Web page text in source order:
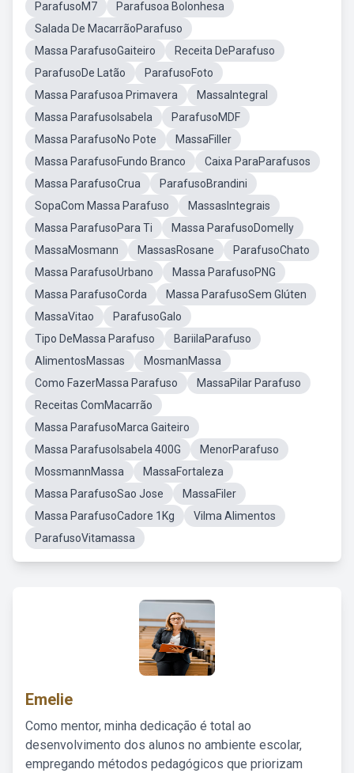
ParafusoM7
Parafusoa Bolonhesa
Salada De MacarrãoParafuso
Massa ParafusoGaiteiro
Receita DeParafuso
ParafusoDe Latão
ParafusoFoto
Massa Parafusoa Primavera
MassaIntegral
Massa ParafusoIsabela
ParafusoMDF
Massa ParafusoNo Pote
MassaFiller
Massa ParafusoFundo Branco
Caixa ParaParafusos
Massa ParafusoCrua
ParafusoBrandini
SopaCom Massa Parafuso
MassasIntegrais
Massa ParafusoPara Ti
Massa ParafusoDomelly
MassaMosmann
MassasRosane
ParafusoChato
Massa ParafusoUrbano
Massa ParafusoPNG
Massa ParafusoCorda
Massa ParafusoSem Glúten
MassaVitao
ParafusoGalo
Tipo DeMassa Parafuso
BariilaParafuso
AlimentosMassas
MosmanMassa
Como FazerMassa Parafuso
MassaPilar Parafuso
Receitas ComMacarrão
Massa ParafusoMarca Gaiteiro
Massa ParafusoIsabela 400G
MenorParafuso
MossmannMassa
MassaFortaleza
Massa ParafusoSao Jose
MassaFiler
Massa ParafusoCadore 1Kg
Vilma Alimentos
ParafusoVitamassa
Emelie
Como mentor, minha dedicação é total ao
desenvolvimento dos alunos no ambiente escolar,
empregando métodos pedagógicos que priorizam